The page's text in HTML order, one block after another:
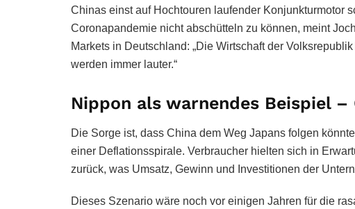
Chinas einst auf Hochtouren laufender Konjunkturmotor
Coronapandemie nicht abschütteln zu können, meint
Markets in Deutschland: „Die Wirtschaft der
werden immer lauter.“
Nippon als warnendes Beispiel –
Die Sorge ist, dass China dem Weg Japans folgen
einer Deflationsspirale. Verbraucher hielten sich in
zurück, was Umsatz, Gewinn und Investitionen der
Dieses Szenario wäre noch vor einigen Jahren für die